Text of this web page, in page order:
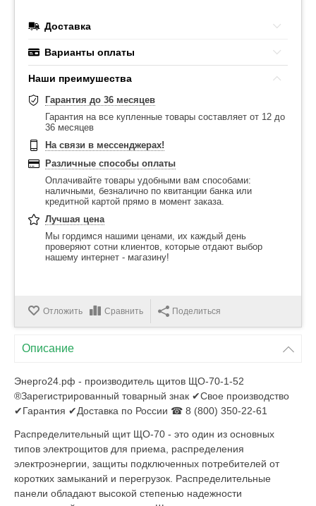
Доставка
Варианты оплаты
Наши преимушества
Гарантия до 36 месяцев
Гарантия на все купленные товары составляет от 12 до
36 месяцев
На связи в мессенджерах!
Различные способы оплаты
Оплачивайте товары удобными вам способами:
наличными, безналично по квитанции банка или
кредитной картой прямо в момент заказа.
Лучшая цена
Мы гордимся нашими ценами, их каждый день
проверяют сотни клиентов, которые отдают выбор
нашему интернет - магазину!
Отложить Сравнить Поделиться
Описание
Энерго24.рф - производитель щитов ЩО-70-1-52
®Зарегистрированный товарный знак ✔Свое производство
✔Гарантия ✔Доставка по России ☎ 8 (800) 350-22-61
Распределительный щит ЩО-70 - это один из основных
типов электрощитов для приема, распределения
электроэнергии, защиты подключенных потребителей от
коротких замыканий и перегрузок. Распределительные
панели обладают высокой степенью надежности